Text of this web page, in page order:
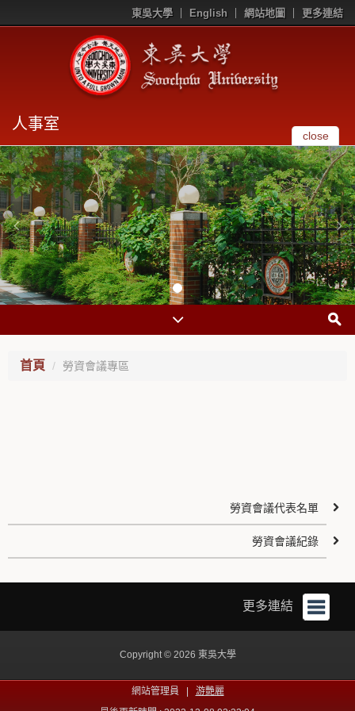
東吳大學 English 網站地圖 更多連結
人事室
close
首頁 勞資會議專區
勞資會議代表名單
勞資會議紀錄
更多連結
Copyright © 2026 東吳大學
網站管理員 | 游艷麗